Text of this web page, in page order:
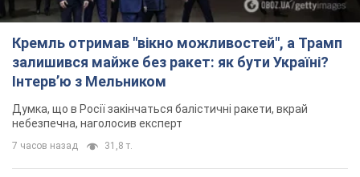
розкрив подробиці
Київ також веде активні переговори з європейськими
партнерами
Дбала про учнів та підтримувала педагогів:
внаслідок удару РФ по Київщині загинула